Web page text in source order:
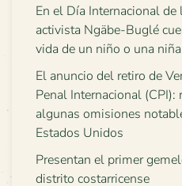
En el Día Internacional
activista Ngäbe-Buglé
vida de un niño o una
El anuncio del retiro de
Penal Internacional
algunas omisiones
Estados Unidos
Presentan el primer
distrito costarricense